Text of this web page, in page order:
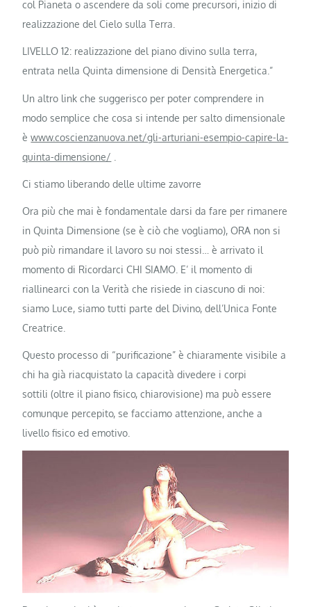
col Pianeta o ascendere da soli come precursori, inizio di
realizzazione del Cielo sulla Terra.
LIVELLO 12: realizzazione del piano divino sulla terra,
entrata nella Quinta dimensione di Densità Energetica.”
Un altro link che suggerisco per poter comprendere in
modo semplice che cosa si intende per salto dimensionale
èwww.coscienzanuova.net/gli-arturiani-esempio-capire-la-
quinta-dimensione/
Ci stiamo liberando delle ultime zavorre
Ora più che mai è fondamentale darsi da fare per rimanere
in Quinta Dimensione (se è ciò che vogliamo), ORA non si
può più rimandare il lavoro su noi stessi… è arrivato il
momento di Ricordarci CHI SIAMO. E’ il momento di
riallinearci con la Verità che risiede in ciascuno di noi:
siamo Luce, siamo tutti parte del Divino, dell’Unica Fonte
Creatrice.
Questo processo di “purificazione” è chiaramente visibile a
chi ha già riacquistato la capacità divedere i corpi
sottili (oltre il piano fisico, chiarovisione) ma può essere
comunque percepito, se facciamo attenzione, anche a
livello fisico ed emotivo.